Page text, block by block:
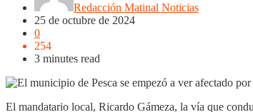
Redacción Matinal Noticias
25 de octubre de 2024
0
254
3 minutes read
El mandatario local, Ricardo Gámeza, la vía que